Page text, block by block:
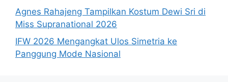
Agnes Rahajeng Tampilkan Kostum Dewi Sri di
Miss Supranational 2026
IFW 2026 Mengangkat Ulos Simetria ke
Panggung Mode Nasional